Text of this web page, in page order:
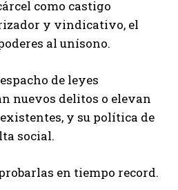
como castigo
y vindicativo, el
al unísono.
de leyes
nuevos delitos o elevan
y su política de
social.
en tiempo record.